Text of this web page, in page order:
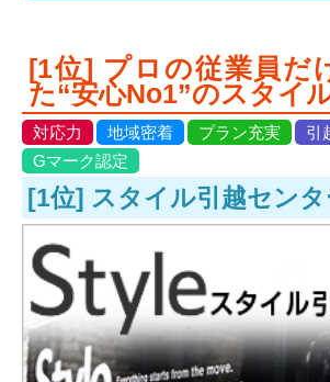
[1位] プロの従業員だ
た“安心No1”のスタイ
対応力 地域密着 プラン充実
引
Gマーク認定
[1位] スタイル引越センタ